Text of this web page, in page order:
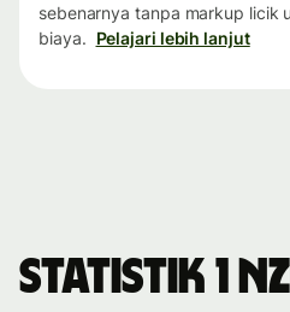
sebenarnya tanpa markup licik
biaya. Pelajari lebih lanjut
Statistik 1